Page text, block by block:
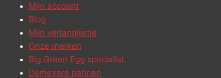
Mijn account
Blog
Mijn verlanglijstje
Onze merken
Big Green Egg specialist
Demeyere pannen